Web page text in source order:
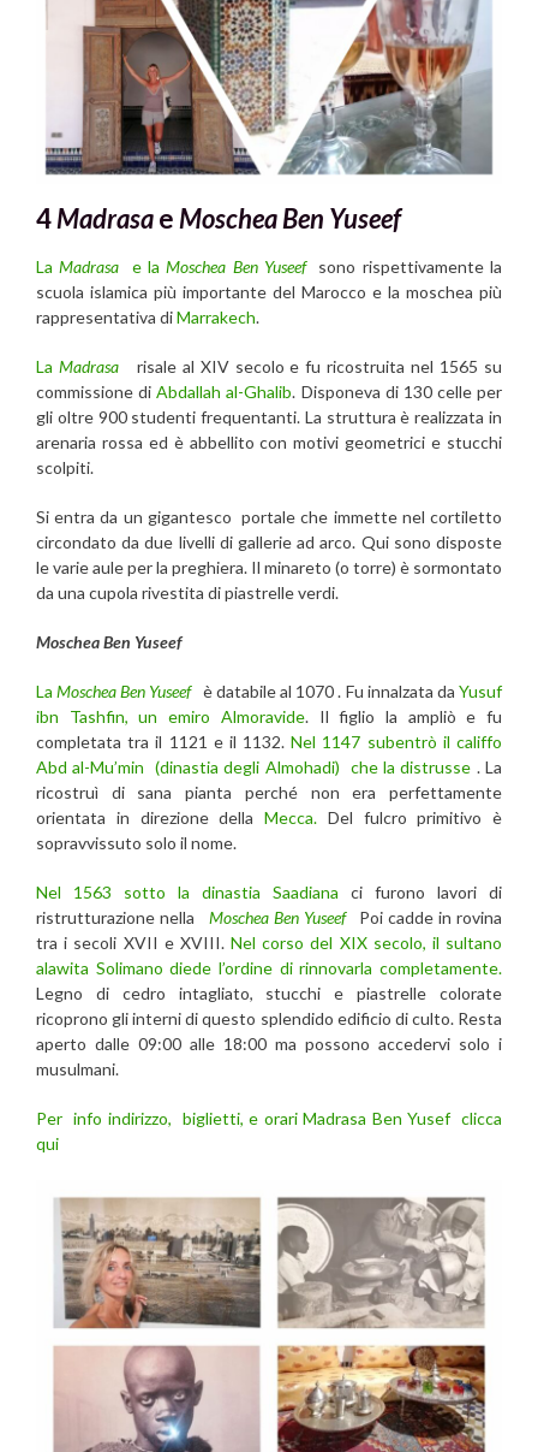
4Madrasae Moschea Ben Yuseef
LaMadrasa e la Moschea Ben Yuseef
sono rispettivamente la
scuola islamica più importante del Marocco e la moschea più
rappresentativa diMarrakech.
La Madrasa
risale al XIV secolo e fu ricostruita nel 1565 su
commissione diAbdallah al-Ghalib. Disponeva di 130 celle per
gli oltre 900 studenti frequentanti. La struttura è realizzata in
arenaria rossa ed è abbellito con motivi geometrici e stucchi
scolpiti.
Si entra da un gigantesco portale che immette nel cortiletto
circondato da due livelli di gallerie ad arco. Qui sono disposte
le varie aule per la preghiera. Il minareto (o torre) è sormontato
da una cupola rivestita di piastrelle verdi.
Moschea Ben Yuseef
LaMoschea Ben Yuseef è databile al 1070 . Fu innalzata daYusuf
ibn Tashfin, un emiro Almoravide. Il figlio la ampliò e fu
completata tra il 1121 e il 1132.Nel 1147 subentrò il califfo
Abd al-Mu’min (dinastia degli Almohadi) che la distrusse . La
ricostruì di sana pianta perché non era perfettamente
orientata in direzione della Mecca. Del fulcro primitivo è
sopravvissuto solo il nome.
Nel 1563 sotto la dinastia Saadiana ci furono lavori di
ristrutturazione nella
Moschea Ben Yuseef
Poi cadde in rovina
tra i secoli XVII e XVIII.Nel corso del XIX secolo, il sultano
alawita Solimano diede l’ordine di rinnovarla completamente.
Legno di cedro intagliato, stucchi e piastrelle colorate
ricoprono gli interni di questo splendido edificio di culto. Resta
aperto dalle 09:00 alle 18:00 ma possono accedervi solo i
musulmani.
Per info indirizzo, biglietti, e orari Madrasa Ben Yusef clicca
qui